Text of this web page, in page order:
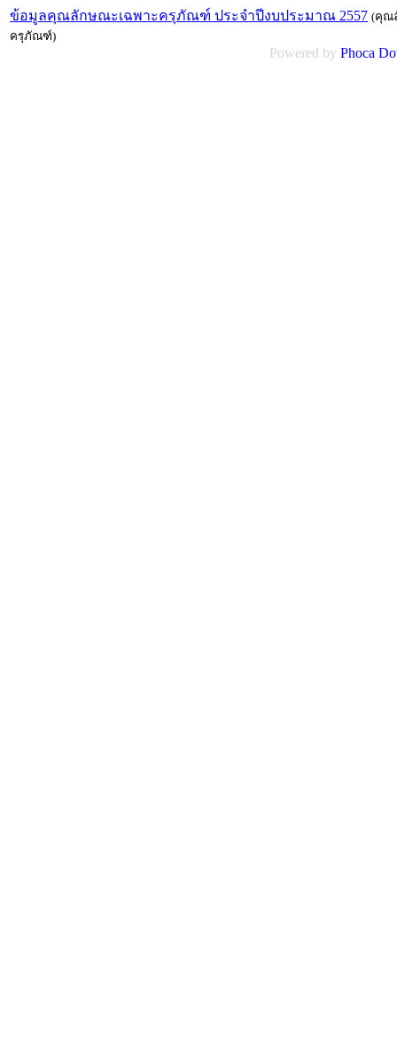
ข้อมูลคุณลักษณะเฉพาะครุภัณฑ์ ประจำปีงบประมาณ 2557 (คุณ
ครุภัณฑ์)
Powered by Phoca